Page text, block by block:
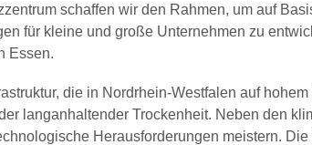
schaffen wir den Rahmen, um auf
für kleine und große Unternehmen zu
Essen.
die in Nordrhein-Westfalen auf
langanhaltender Trockenheit. Neben den
Herausforderungen meistern.